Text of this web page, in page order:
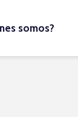
somos?